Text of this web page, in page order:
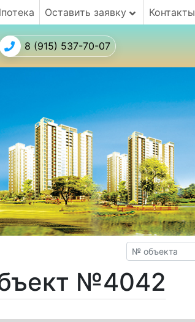
Оставить заявку Контакты
8 (915) 537-70-07
№4042